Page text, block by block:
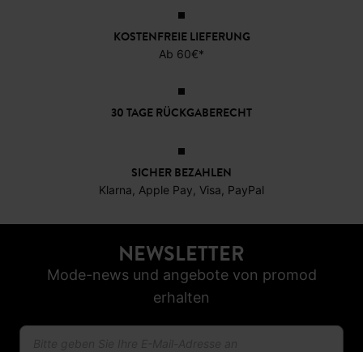
KOSTENFREIE LIEFERUNG
Ab 60€*
30 TAGE RÜCKGABERECHT
SICHER BEZAHLEN
Klarna, Apple Pay, Visa, PayPal
NEWSLETTER
Mode-news und angebote von promod
erhalten